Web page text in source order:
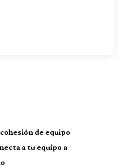
de equipo
a tu equipo a